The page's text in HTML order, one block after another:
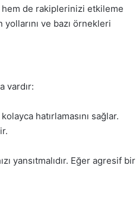
de rakiplerinizi etkileme
ve bazı örnekleri
vardır:
hatırlamasını sağlar.
yansıtmalıdır. Eğer agresif bir